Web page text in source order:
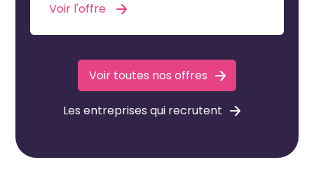
Voir toutes nos offres
Les entreprises qui recrutent
Voir l'offre